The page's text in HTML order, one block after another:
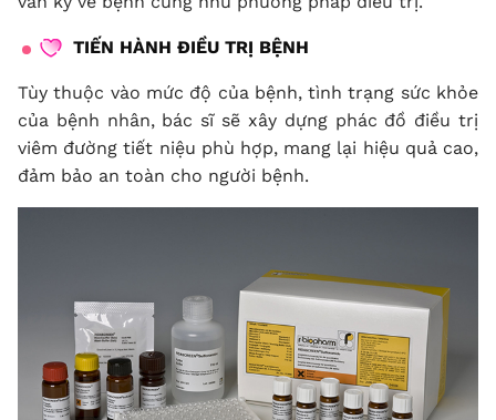
TIẾN HÀNH ĐIỀU TRỊ BỆNH
Tùy thuộc vào mức độ của bệnh, tình trạng sức khỏe
của bệnh nhân, bác sĩ sẽ xây dựng phác đồ điều trị
viêm đường tiết niệu phù hợp, mang lại hiệu quả cao,
đảm bảo an toàn cho người bệnh.